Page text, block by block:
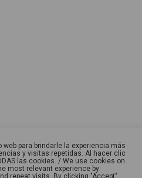
para brindarle la experiencia más
y visitas repetidas. Al hacer clic
las cookies. / We use cookies on
most relevant experience by
repeat visits. By clicking "Accept",